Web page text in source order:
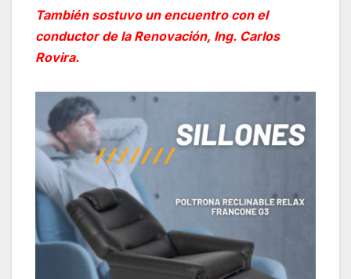
También sostuvo un encuentro con el
conductor de la Renovación, Ing. Carlos
Rovira.